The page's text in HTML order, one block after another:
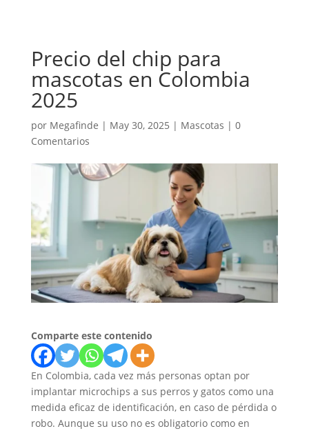
Precio del chip para
mascotas en Colombia
2025
por Megafinde | May 30, 2025 | Mascotas | 0
Comentarios
Comparte este contenido
En Colombia, cada vez más personas optan por
implantar microchips a sus perros y gatos como una
medida eficaz de identificación, en caso de pérdida o
robo. Aunque su uso no es obligatorio como en